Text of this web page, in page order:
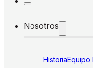
Nosotros
HistoriaEquipo